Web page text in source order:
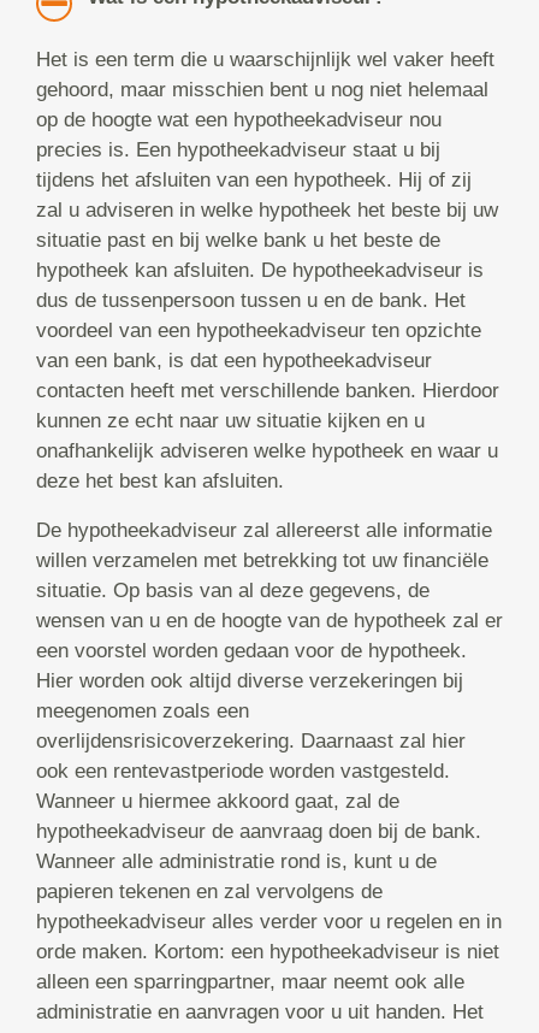
Het is een term die u waarschijnlijk wel vaker heeft
gehoord, maar misschien bent u nog niet helemaal
op de hoogte wat een hypotheekadviseur nou
precies is. Een hypotheekadviseur staat u bij
tijdens het afsluiten van een hypotheek. Hij of zij
zal u adviseren in welke hypotheek het beste bij uw
situatie past en bij welke bank u het beste de
hypotheek kan afsluiten. De hypotheekadviseur is
dus de tussenpersoon tussen u en de bank. Het
voordeel van een hypotheekadviseur ten opzichte
van een bank, is dat een hypotheekadviseur
contacten heeft met verschillende banken. Hierdoor
kunnen ze echt naar uw situatie kijken en u
onafhankelijk adviseren welke hypotheek en waar u
deze het best kan afsluiten.
De hypotheekadviseur zal allereerst alle informatie
willen verzamelen met betrekking tot uw financiële
situatie. Op basis van al deze gegevens, de
wensen van u en de hoogte van de hypotheek zal er
een voorstel worden gedaan voor de hypotheek.
Hier worden ook altijd diverse verzekeringen bij
meegenomen zoals een
overlijdensrisicoverzekering. Daarnaast zal hier
ook een rentevastperiode worden vastgesteld.
Wanneer u hiermee akkoord gaat, zal de
hypotheekadviseur de aanvraag doen bij de bank.
Wanneer alle administratie rond is, kunt u de
papieren tekenen en zal vervolgens de
hypotheekadviseur alles verder voor u regelen en in
orde maken. Kortom: een hypotheekadviseur is niet
alleen een sparringpartner, maar neemt ook alle
administratie en aanvragen voor u uit handen. Het